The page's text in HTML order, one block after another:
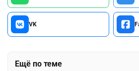
VK
Ещё по теме